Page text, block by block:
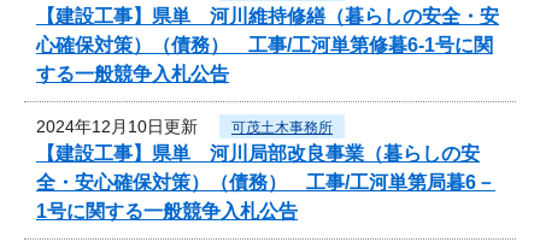
【建設工事】県単 河川維持修繕（暮らしの安全・安
心確保対策）（債務） 工事/工河単第修暮6-1号に関
する一般競争入札公告
2024年12月10日更新 可茂土木事務所
【建設工事】県単 河川局部改良事業（暮らしの安
全・安心確保対策）（債務） 工事/工河単第局暮6－
1号に関する一般競争入札公告